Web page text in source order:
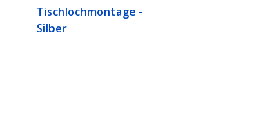
Tischlochmontage -
Silber